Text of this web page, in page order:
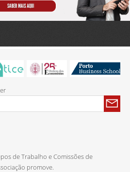
de Trabalho e Comissões de
promove.